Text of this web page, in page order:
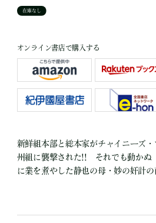
在庫なし
オンライン書店で購入する
新鮮組本部と総本家がチャイニーズ
州組に襲撃された!! それでも動かぬ
に業を煮やした静也の母・妙の奸計の